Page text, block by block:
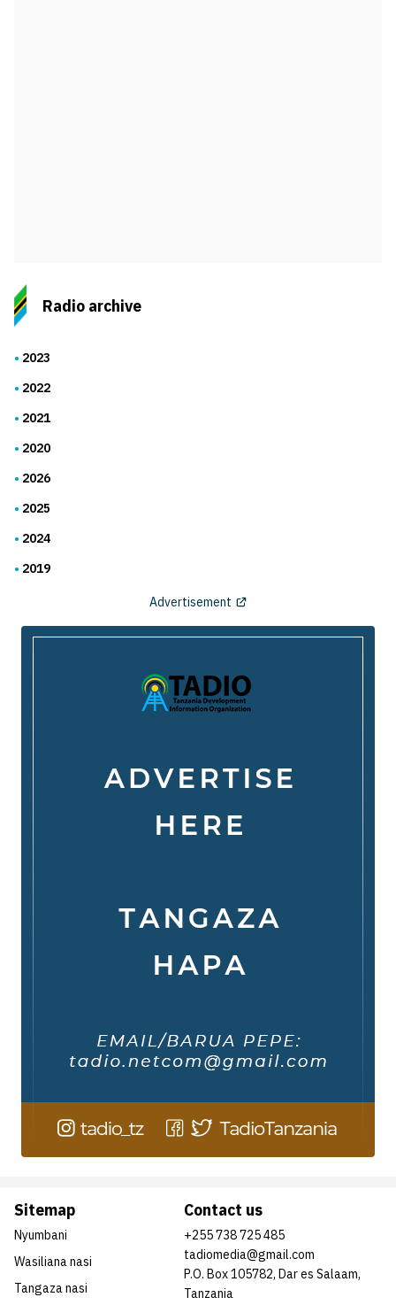
Radio archive
2023
2022
2021
2020
2026
2025
2024
2019
Advertisement
Sitemap
Nyumbani
Wasiliana nasi
Tangaza nasi
Contact us
+255 738 725 485
tadiomedia@gmail.com
P.O. Box 105782, Dar es Salaam,
Tanzania